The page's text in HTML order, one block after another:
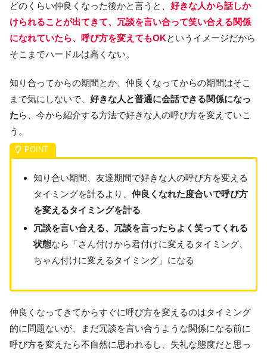
どのくらい仲良くなった後かと言うと、 好きな人から話しか
けられることが出てきて、冗談を言い合って笑い合える関係
になれていたら、呼び方を変えてもOKというイメージだから
そこまでハードルは高くない。
知り合ってからの期間とか、仲良くなってからの期間はそこ
まで気にしないで、 好きな人と普通に会話できる関係になっ
たら、今から紹介する方法で好きな人の呼び方を変えていこ
う。
知り合い期間、友達期間で好きな人の呼び方を変える
タイミングを計るより、 仲良くなれた度合いで呼び方
を変えるタイミングを計る
冗談を言い合える、冗談を言ったらよく笑ってくれる
状態なら「さん付けから君付けに変えるタイミング、
ちゃん付けに変えるタイミング」になる
仲良くなってきてからすぐに呼び方を変えるのはタイミング
的に問題ないが、まだ冗談を言い合うような関係になる前に
呼び方を変えたら不自然に思われるし、失礼な態度だと思っ